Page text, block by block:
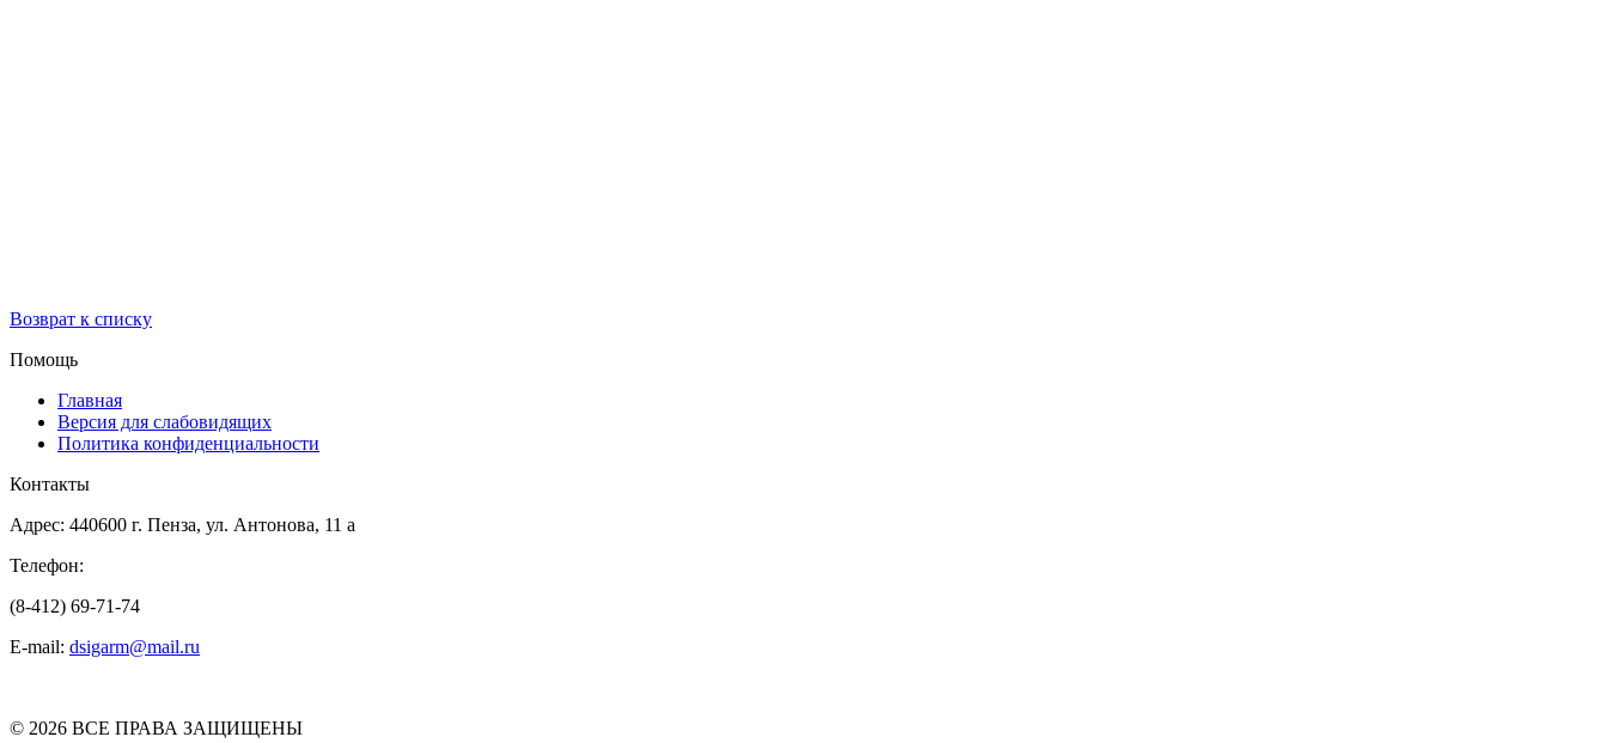
Возврат к списку
Помощь
Главная
Версия для слабовидящих
Политика конфиденциальности
Контакты
Адрес: 440600 г. Пенза, ул. Антонова, 11 а
Телефон:
(8-412) 69-71-74
E-mail: dsigarm@mail.ru
© 2026 ВСЕ ПРАВА ЗАЩИЩЕНЫ